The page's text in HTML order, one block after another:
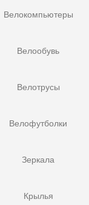
Велокомпьютеры
Велообувь
Велотрусы
Велофутболки
Зеркала
Крылья